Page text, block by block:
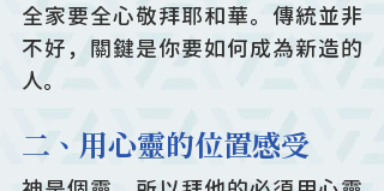
全家要全心敬拜耶和華。傳統並非
不好，關鍵是你要如何成為新造的
人。
二、用心靈的位置感受